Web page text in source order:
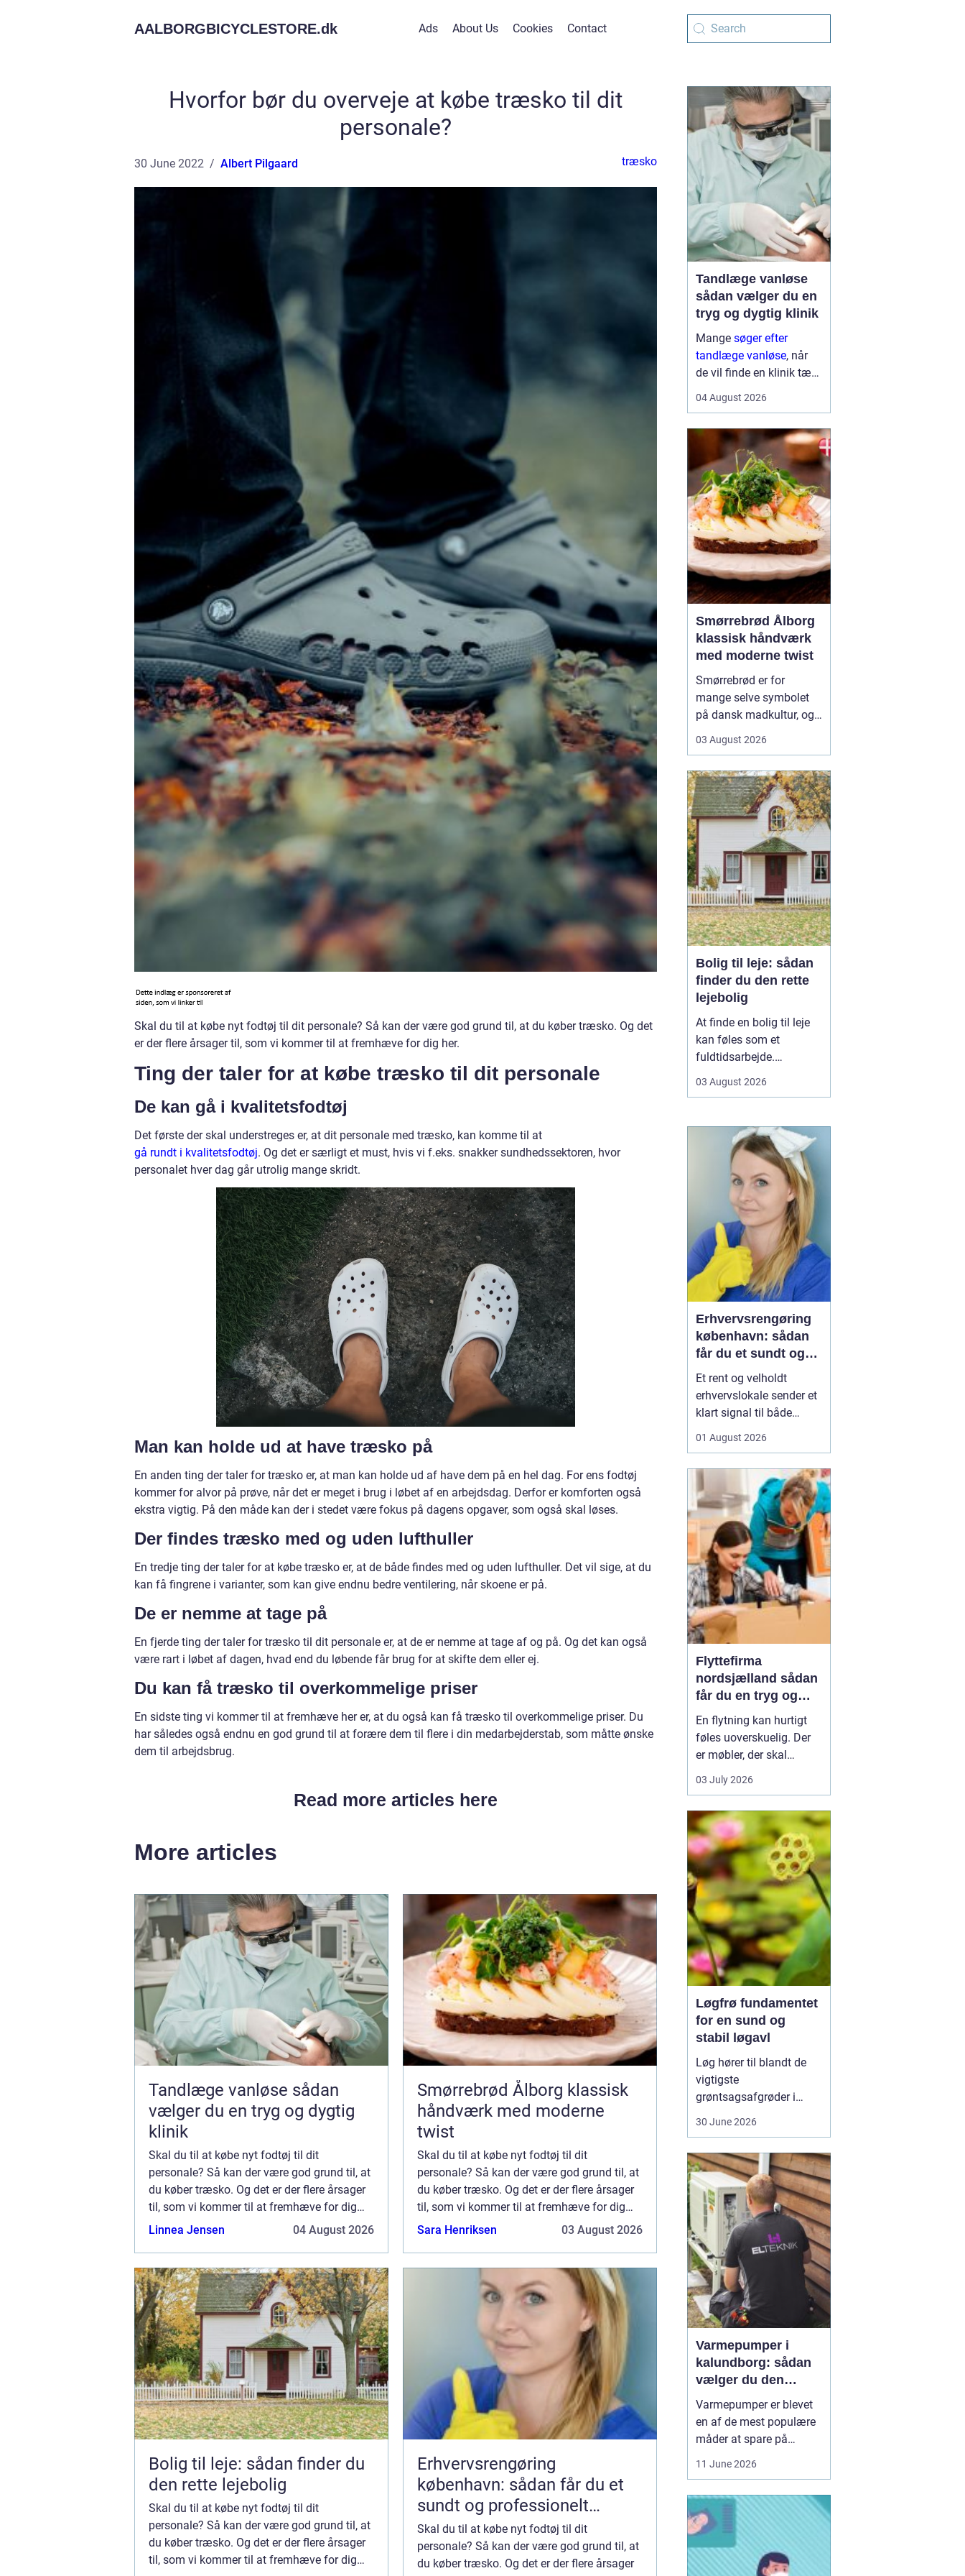
AALBORGBICYCLESTORE.dk Ads About Us Cookies Contact
Hvorfor bør du overveje at købe træsko til dit
personale?
30 June 2022 Albert Pilgaard træsko
Skal du til at købe nyt fodtøj til dit personale? Så kan der være god grund til, at du køber træsko. Og det
er der flere årsager til, som vi kommer til at fremhæve for dig her.
Ting der taler for at købe træsko til dit personale
De kan gå i kvalitetsfodtøj
Det første der skal understreges er, at dit personale med træsko, kan komme til at
gå rundt i kvalitetsfodtøj. Og det er særligt et must, hvis vi f.eks. snakker sundhedssektoren, hvor
personalet hver dag går utrolig mange skridt.
Man kan holde ud at have træsko på
En anden ting der taler for træsko er, at man kan holde ud af have dem på en hel dag. For ens fodtøj
kommer for alvor på prøve, når det er meget i brug i løbet af en arbejdsdag. Derfor er komforten også
ekstra vigtig. På den måde kan der i stedet være fokus på dagens opgaver, som også skal løses.
Der findes træsko med og uden lufthuller
En tredje ting der taler for at købe træsko er, at de både findes med og uden lufthuller. Det vil sige, at du
kan få fingrene i varianter, som kan give endnu bedre ventilering, når skoene er på.
De er nemme at tage på
En fjerde ting der taler for træsko til dit personale er, at de er nemme at tage af og på. Og det kan også
være rart i løbet af dagen, hvad end du løbende får brug for at skifte dem eller ej.
Du kan få træsko til overkommelige priser
En sidste ting vi kommer til at fremhæve her er, at du også kan få træsko til overkommelige priser. Du
har således også endnu en god grund til at forære dem til flere i din medarbejderstab, som måtte ønske
dem til arbejdsbrug.
Read more articles here
More articles
Tandlæge vanløse sådan
vælger du en tryg og dygtig
klinik
Skal du til at købe nyt fodtøj til dit
personale? Så kan der være god grund til, at
du køber træsko. Og det er der flere årsager
til, som vi kommer til at fremhæve for dig
her. Ting der taler for at købe træsko til dit
Linnea Jensen 04 August 2026
Smørrebrød Ålborg klassisk
håndværk med moderne
twist
Skal du til at købe nyt fodtøj til dit
personale? Så kan der være god grund til, at
du køber træsko. Og det er der flere årsager
til, som vi kommer til at fremhæve for dig
her. Ting der taler for at købe træsko til dit
Sara Henriksen 03 August 2026
Bolig til leje: sådan finder du
den rette lejebolig
Skal du til at købe nyt fodtøj til dit
personale? Så kan der være god grund til, at
du køber træsko. Og det er der flere årsager
til, som vi kommer til at fremhæve for dig
Erhvervsrengøring
københavn: sådan får du et
sundt og professionelt
arbejdsmiljø
Skal du til at købe nyt fodtøj til dit
personale? Så kan der være god grund til, at
du køber træsko. Og det er der flere årsager
Tandlæge vanløse
sådan vælger du en
tryg og dygtig klinik
Mange søger efter
tandlæge vanløse, når
de vil finde en klinik tæt
fagligt stærk og god til
flere handler valget ikke
kun om pris og
beliggenhed, men i h...
04 August 2026
Smørrebrød Ålborg
klassisk håndværk
med moderne twist
Smørrebrød er for
mange selve symbolet
på dansk madkultur, og i
i bedste velgående. Her
klassiske stykker med
sild, æg og rejer og nyere
udgaver med grøntsager,
specialiteter fra lokale
slagtere og kre...
03 August 2026
Bolig til leje: sådan
finder du den rette
lejebolig
At finde en bolig til leje
kan føles som et
fuldtidsarbejde.
priserne varierer, og det
gennemskue, hvad du
egentlig får for pengene.
Samtidig fylder
spørgsmål om
beliggenhed, ...
03 August 2026
Erhvervsrengøring
københavn: sådan
får du et sundt og
professionelt
arbejdsmiljø
Et rent og velholdt
erhvervslokale sender et
klart signal til både
Mange virksomheder i
først værdien af
professionel rengøring,
når støvniveauet stiger,
medarbejdere klager
over indeklimaet, eller
kunder kom...
01 August 2026
Flyttefirma
nordsjælland sådan
får du en tryg og
effektiv flytning
En flytning kan hurtigt
føles uoverskuelig. Der
er møbler, der skal
bæres, kasser der skal
pakkes, og ofte en stram
Mange i Nordsjælland
vælger derfor at bruge et
professionelt flyttefirma,
som kan tage sig af det
tunge arbej...
03 July 2026
Løgfrø fundamentet
for en sund og
stabil løgavl
Løg hører til blandt de
vigtigste
grøntsagsafgrøder i
ensartet løg ligger et
veludvikletLøgfrø, som
er tilpasset klima,
jordtype og
dyrkningssy...
30 June 2026
Varmepumper i
kalundborg: sådan
vælger du den
rigtige løsning
Varmepumper er blevet
en af de mest populære
måder at spare på
Kalundborg står over for
samme spørgsmål: Skal
vi skifte den gamle
varmekilde ud, og er en
11 June 2026